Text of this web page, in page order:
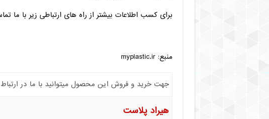
برای کسب اطلاعات بیشتر از راه های ارتباطی زیر با ما
منبع: myplastic.ir
جهت خرید و فروش این محصول میتوانید با ما در ارتباط
هیراد پلاست